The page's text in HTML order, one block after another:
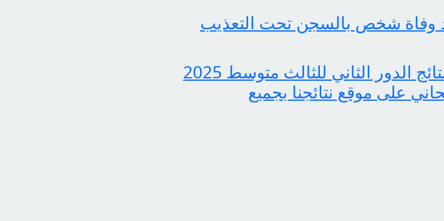
وفاة شخص بالسجن تحت التعذيب
بشرى سارة لجميع الطلاب، نتائج الدور الثاني للثالث متوسط 2025
على موقع نتائجنا بجميع